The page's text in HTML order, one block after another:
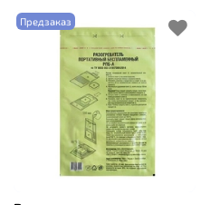
Предзаказ